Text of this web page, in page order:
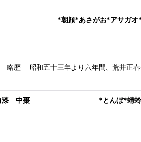
棗 *朝顔*あさがお*アサガオ*
昭和五十三年より六年間、荒井正春
蒔絵 白漆 中棗 *とんぼ*蜻蛉*